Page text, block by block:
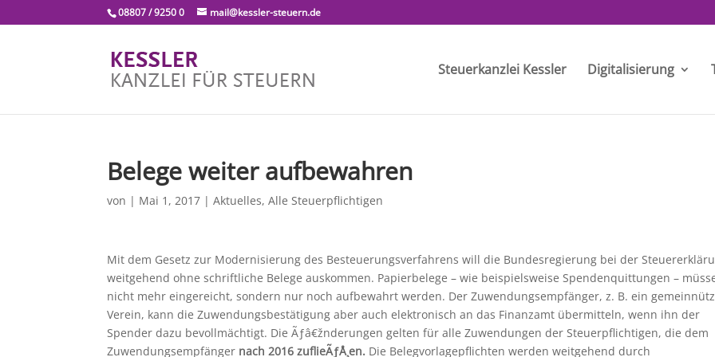
08807 / 9250 0 mail@kessler-steuern.de
Steuerkanzlei Kessler Digitalisierung
Belege weiter aufbewahren
von | Mai 1, 2017 |Aktuelles,Alle Steuerpflichtigen
Mit dem Gesetz zur Modernisierung des Besteuerungsverfahrens will die Bundesregierung bei der
weitgehend ohne schriftliche Belege auskommen. Papierbelege – wie beispielsweise Spendenquittungen –
nicht mehr eingereicht, sondern nur noch aufbewahrt werden. Der Zuwendungsempfänger, z. B. ein
Verein, kann die Zuwendungsbestätigung aber auch elektronisch an das Finanzamt übermitteln, wenn ihn der
Spender dazu bevollmächtigt. Die Ãƒâ€žnderungen gelten für alle Zuwendungen der Steuerpflichtigen, die dem
Zuwendungsempfänger nach 2016 zuflieÃƒÅ¸en. Die Belegvorlagepflichten werden weitgehend durch